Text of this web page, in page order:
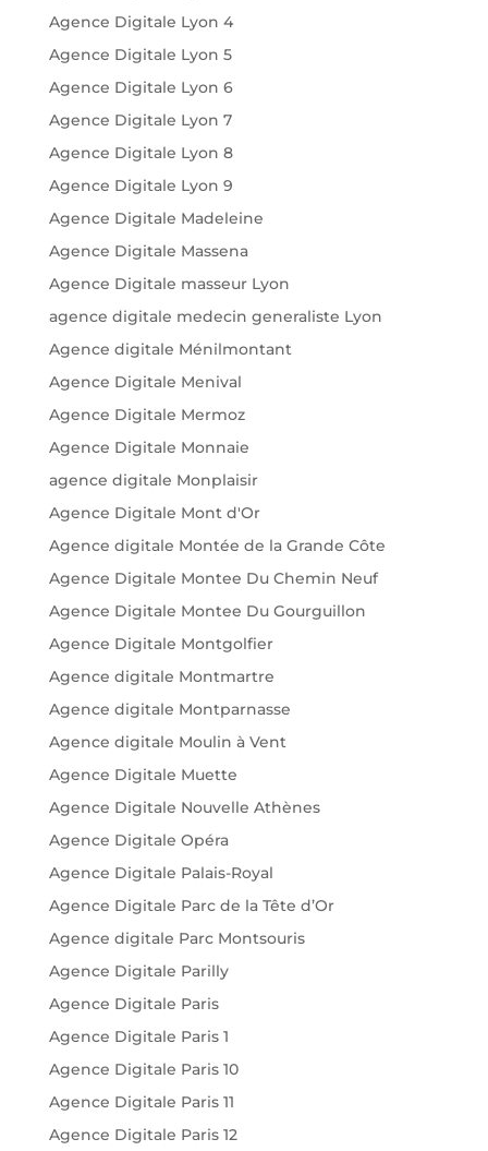
Agence Digitale Lyon 4
Agence Digitale Lyon 5
Agence Digitale Lyon 6
Agence Digitale Lyon 7
Agence Digitale Lyon 8
Agence Digitale Lyon 9
Agence Digitale Madeleine
Agence Digitale Massena
Agence Digitale masseur Lyon
agence digitale medecin generaliste Lyon
Agence digitale Ménilmontant
Agence Digitale Menival
Agence Digitale Mermoz
Agence Digitale Monnaie
agence digitale Monplaisir
Agence Digitale Mont d'Or
Agence digitale Montée de la Grande Côte
Agence Digitale Montee Du Chemin Neuf
Agence Digitale Montee Du Gourguillon
Agence Digitale Montgolfier
Agence digitale Montmartre
Agence digitale Montparnasse
Agence digitale Moulin à Vent
Agence Digitale Muette
Agence Digitale Nouvelle Athènes
Agence Digitale Opéra
Agence Digitale Palais-Royal
Agence Digitale Parc de la Tête d’Or
Agence digitale Parc Montsouris
Agence Digitale Parilly
Agence Digitale Paris
Agence Digitale Paris 1
Agence Digitale Paris 10
Agence Digitale Paris 11
Agence Digitale Paris 12